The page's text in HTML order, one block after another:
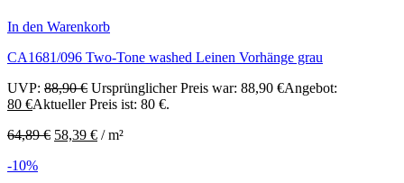
In den Warenkorb
CA1681/096 Two-Tone washed Leinen Vorhänge grau
UVP: 88,90€ Ursprünglicher Preis war: 88,90 €Angebot:
80 €Aktueller Preis ist: 80 €.
64,89€ 58,39 € /m²
-10%